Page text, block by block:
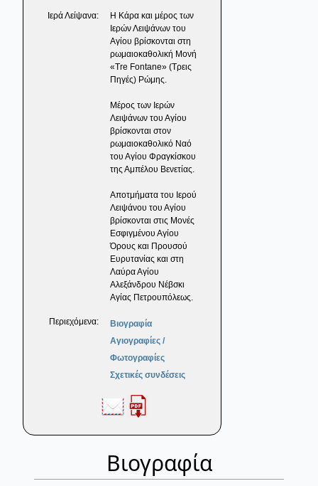
Ιερά Λείψανα:
Η Κάρα και μέρος των
Ιερών Λειψάνων του
Αγίου βρίσκονται στη
ρωμαιοκαθολική Μονή
«Tre Fontane» (Τρεις
Πηγές) Ρώμης.
Μέρος των Ιερών
Λειψάνων του Αγίου
βρίσκονται στον
ρωμαιοκαθολικό Ναό
του Αγίου Φραγκίσκου
της Αμπέλου Βενετίας.
Αποτμήματα του Ιερού
Λειψάνου του Αγίου
βρίσκονται στις Μονές
Εσφιγμένου Αγίου
Όρους και Προυσού
Ευρυτανίας και στη
Λαύρα Αγίου
Αλεξάνδρου Νέβσκι
Αγίας Πετρουπόλεως.
Περιεχόμενα:
Βιογραφία
Αγιογραφίες /
Φωτογραφίες
Σχετικές συνδέσεις
Βιογραφία